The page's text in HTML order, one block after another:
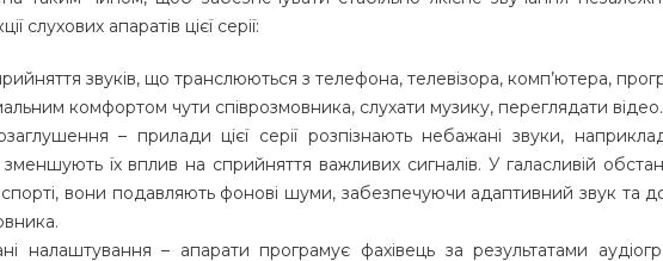
слухових апаратів цієї серії:
звуків, що транслюються з телефона, телевізора, комп’ютера,
комфортом чути співрозмовника, слухати музику, переглядати відео.
– прилади цієї серії розпізнають небажані звуки,
зменшують їх вплив на сприйняття важливих сигналів. У галасливій
вони подавляють фонові шуми, забезпечуючи адаптивний звук та
налаштування – апарати програмує фахівець за результатами